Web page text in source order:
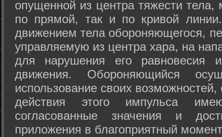
опущенной из центра тяжести
по прямой, так и по кривой
движением тела обороняющегося,
управляемую из центра хара, на
для нарушения его равновесия
движения. Обороняющийся
использование своих
действия этого импульса
согласованные значения и
приложения в благоприятный